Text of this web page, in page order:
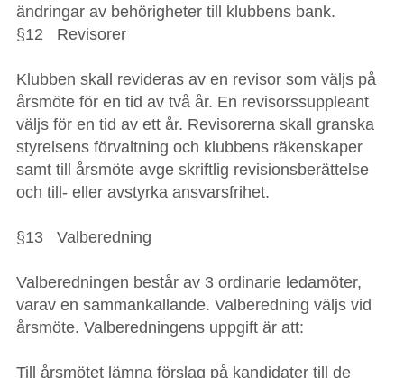
ändringar av behörigheter till klubbens bank.
§12 Revisorer
Klubben skall revideras av en revisor som väljs på
årsmöte för en tid av två år. En revisorssuppleant
väljs för en tid av ett år. Revisorerna skall granska
styrelsens förvaltning och klubbens räkenskaper
samt till årsmöte avge skriftlig revisionsberättelse
och till- eller avstyrka ansvarsfrihet.
§13 Valberedning
Valberedningen består av 3 ordinarie ledamöter,
varav en sammankallande. Valberedning väljs vid
årsmöte. Valberedningens uppgift är att:
Till årsmötet lämna förslag på kandidater till de